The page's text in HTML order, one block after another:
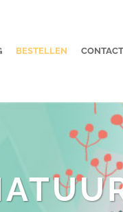
BESTELLEN CONTACT